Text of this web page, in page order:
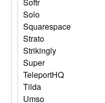
Solo
Squarespace
Strato
Strikingly
Super
TeleportHQ
Tilda
Umso